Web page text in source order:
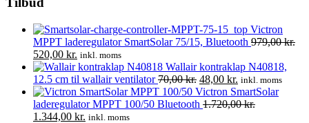
Victron
MPPT laderegulator SmartSolar 75/15, Bluetooth 979,00kr.
Den
oprindelige
pris
var:
979,00 kr..
520,00 kr. Den
aktuelle
pris
er:
520,00 kr..
inkl. moms
Wallair kontraklap N40818,
12.5 cm til wallair ventilator 70,00kr. Den
oprindelige
pris
48,00 kr. Den
aktuelle
pris
inkl. moms
Victron SmartSolar
laderegulator MPPT 100/50 Bluetooth 1.720,00kr.
Den
1.344,00 kr. Den
inkl. moms